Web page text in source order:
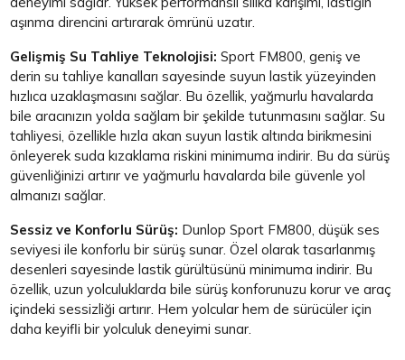
aşınma direncini artırarak ömrünü uzatır.
Gelişmiş Su Tahliye Teknolojisi:Sport FM800, geniş ve
derin su tahliye kanalları sayesinde suyun lastik yüzeyinden
hızlıca uzaklaşmasını sağlar. Bu özellik, yağmurlu havalarda
bile aracınızın yolda sağlam bir şekilde tutunmasını sağlar. Su
tahliyesi, özellikle hızla akan suyun lastik altında birikmesini
önleyerek suda kızaklama riskini minimuma indirir. Bu da sürüş
güvenliğinizi artırır ve yağmurlu havalarda bile güvenle yol
almanızı sağlar.
Sessiz ve Konforlu Sürüş: Dunlop Sport FM800, düşük ses
seviyesi ile konforlu bir sürüş sunar. Özel olarak tasarlanmış
desenleri sayesinde lastik gürültüsünü minimuma indirir. Bu
özellik, uzun yolculuklarda bile sürüş konforunuzu korur ve araç
içindeki sessizliği artırır. Hem yolcular hem de sürücüler için
daha keyifli bir yolculuk deneyimi sunar.